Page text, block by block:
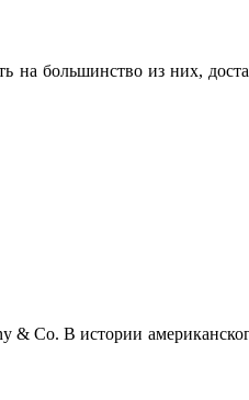
на большинство из них,
Co. В истории